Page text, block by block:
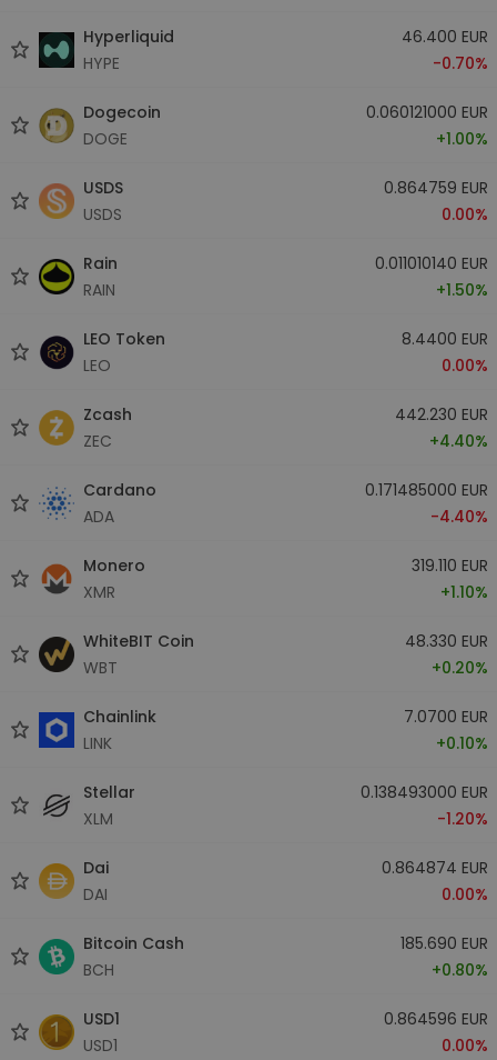
Hyperliquid
HYPE
46.400 EUR
-0.70%
Dogecoin
DOGE
0.060121000 EUR
+1.00%
USDS
USDS
0.864759 EUR
0.00%
Rain
RAIN
0.011010140 EUR
+1.50%
LEO Token
LEO
8.4400 EUR
0.00%
Zcash
ZEC
442.230 EUR
+4.40%
Cardano
ADA
0.171485000 EUR
-4.40%
Monero
XMR
319.110 EUR
+1.10%
WhiteBIT Coin
WBT
48.330 EUR
+0.20%
Chainlink
LINK
7.0700 EUR
+0.10%
Stellar
XLM
0.138493000 EUR
-1.20%
Dai
DAI
0.864874 EUR
0.00%
Bitcoin Cash
BCH
185.690 EUR
+0.80%
USD1
USD1
0.864596 EUR
0.00%